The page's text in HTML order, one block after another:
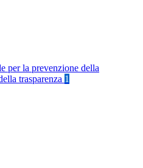
per la prevenzione della
trasparenza 1